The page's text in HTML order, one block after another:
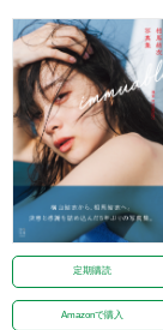
定期購読
Amazonで購入